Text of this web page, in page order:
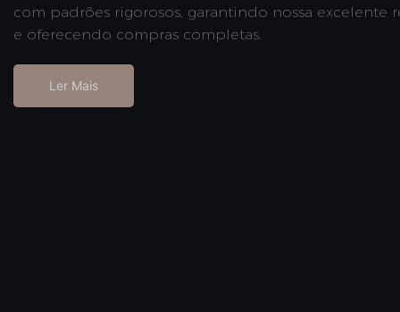
com padrões rigorosos, garantindo nossa excelente
e oferecendo compras completas.
Ler Mais